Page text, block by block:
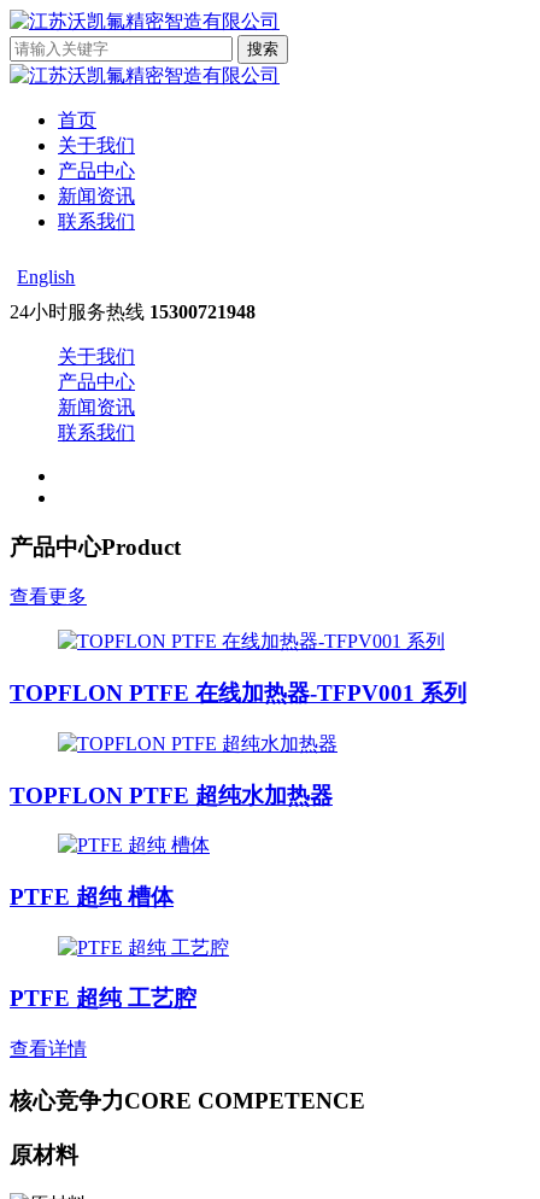
首页
关于我们
产品中心
新闻资讯
联系我们
English
24小时服务热线 15300721948
关于我们
产品中心
新闻资讯
联系我们
产品中心Product
查看更多
TOPFLON PTFE 在线加热器-TFPV001 系列
TOPFLON PTFE 超纯水加热器
PTFE 超纯 槽体
PTFE 超纯 工艺腔
查看详情
核心竞争力CORE COMPETENCE
原材料